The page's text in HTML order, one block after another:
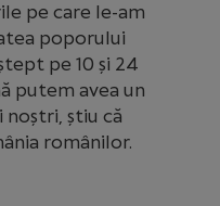
pe care le-am
poporului
pe 10 și 24
putem avea un
știu că
românilor.